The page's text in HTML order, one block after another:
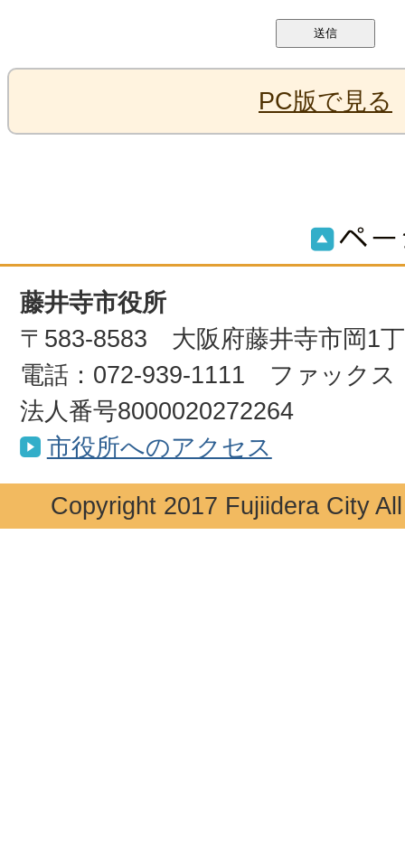
PC版で見る
藤井寺市役所
〒583-8583 大阪府藤井寺市岡1
電話：072-939-1111 ファックス
法人番号8000020272264
市役所へのアクセス
Copyright 2017 Fujiidera City